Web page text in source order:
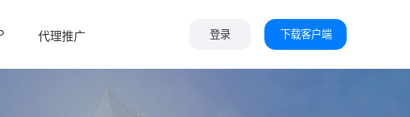
代理推广 登录 下载客户端